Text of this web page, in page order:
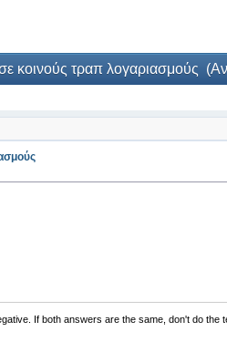
κοινούς τραπ λογαριασμούς
If both answers are the same, don't do the